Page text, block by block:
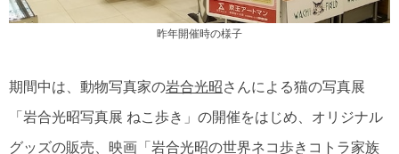
昨年開催時の様子
期間中は、動物写真家の岩合光昭さんによる猫の写真展
「岩合光昭写真展 ねこ歩き」の開催をはじめ、オリジナル
グッズの販売、映画「岩合光昭の世界ネコ歩きコトラ家族